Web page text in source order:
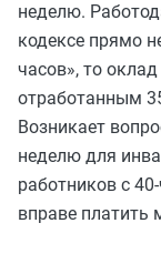
неделю.
кодексе прямо
часов», то
отработанным
Возникает
неделю для
работников с
вправе платить